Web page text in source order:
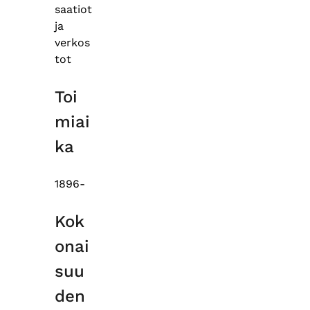
saatiot
ja
verkos
tot
Toi
miai
ka
1896-
Kok
onai
suu
den